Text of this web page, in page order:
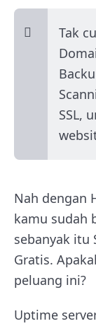
Tak
SSL,
Nah dengan
kamu sudah
sebanyak itu
Gratis.
peluang ini?
Uptime